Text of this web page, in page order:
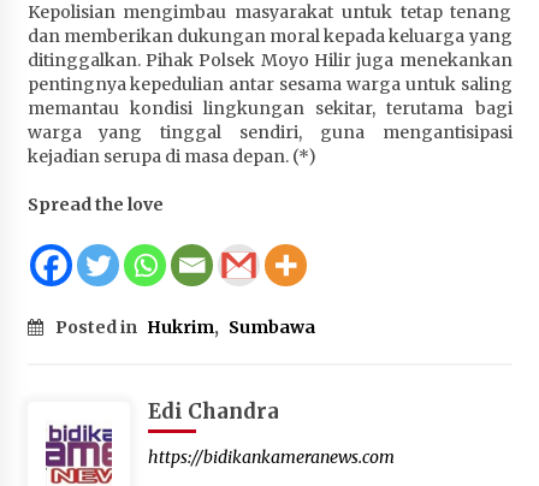
Kepolisian mengimbau masyarakat untuk tetap tenang
dan memberikan dukungan moral kepada keluarga yang
ditinggalkan. Pihak Polsek Moyo Hilir juga menekankan
pentingnya kepedulian antar sesama warga untuk saling
memantau kondisi lingkungan sekitar, terutama bagi
warga yang tinggal sendiri, guna mengantisipasi
kejadian serupa di masa depan. (*)
Spread the love
Posted in Hukrim, Sumbawa
Edi Chandra
https://bidikankameranews.com